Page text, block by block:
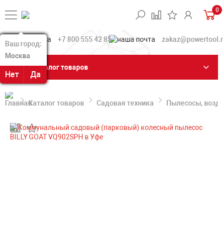
Ваш город:
Москва
Нет Да
Ваш город:
Москва
Нет Да
0
+7 800 555 42 85
Каталог товаров
Каталог товаров Садовая техника Пылесосы,